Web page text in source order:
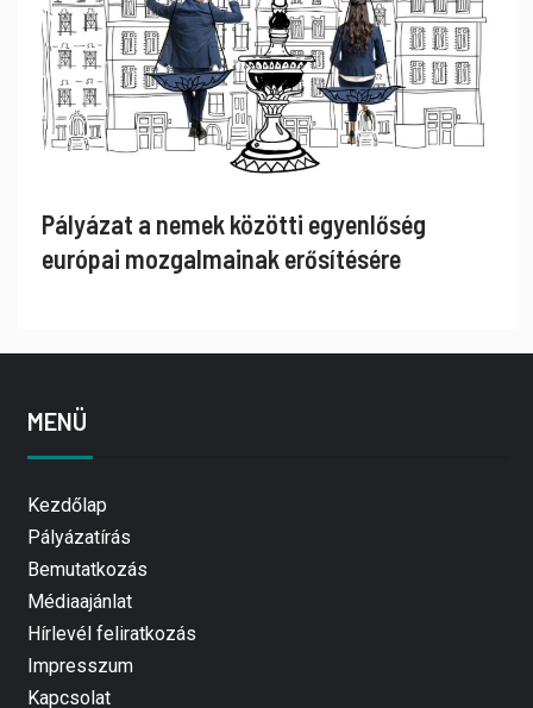
Pályázat a nemek közötti egyenlőség
európai mozgalmainak erősítésére
MENÜ
Kezdőlap
Pályázatírás
Bemutatkozás
Médiaajánlat
Hírlevél feliratkozás
Impresszum
Kapcsolat